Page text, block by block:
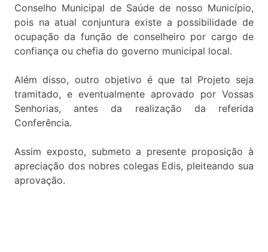
Conselho Municipal de Saúde de nosso Município,
pois na atual conjuntura existe a possibilidade de
ocupação da função de conselheiro por cargo de
confiança ou chefia do governo municipal local.
Além disso, outro objetivo é que tal Projeto seja
tramitado, e eventualmente aprovado por Vossas
Senhorias, antes da realização da referida
Conferência.
Assim exposto, submeto a presente proposição à
apreciação dos nobres colegas Edis, pleiteando sua
aprovação.